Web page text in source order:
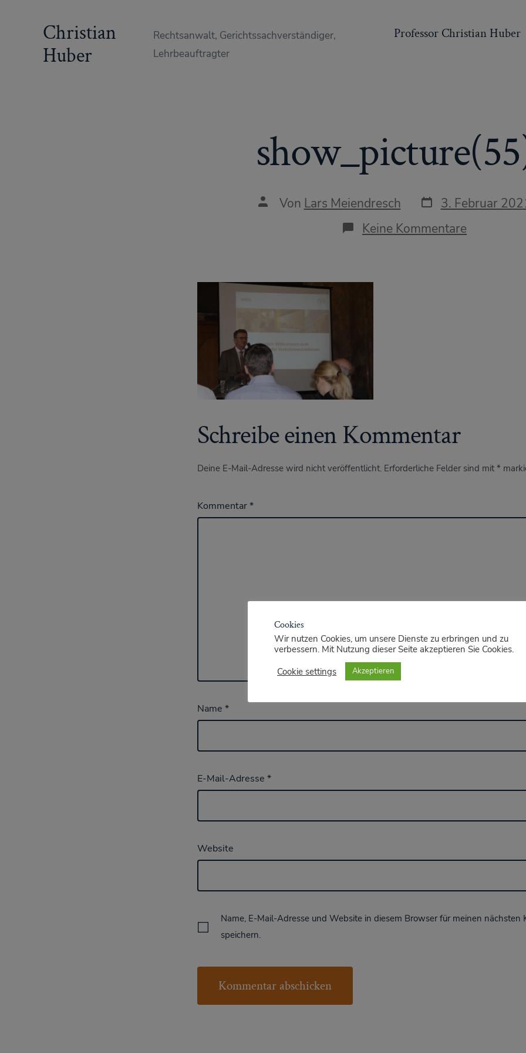
Christian
Huber
Rechtsanwalt, Gerichtssachverständiger,
Lehrbeauftragter
Professor Christian Huber
AutorVon Lars Meiendresch Datum
des
Beitrags
3. Februar
Keine Kommentare
Schreibe einen Kommentar
Deine E-Mail-Adresse wird nicht veröffentlicht. Erforderliche Felder sind mit *
Kommentar*
Name *
E-Mail-Adresse *
Website
Name, E-Mail-Adresse und Website in diesem Browser für meinen nächsten
speichern.
Cookies
Wir nutzen Cookies, um unsere Dienste zu erbringen und zu
verbessern. Mit Nutzung dieser Seite akzeptieren Sie Cookies.
Cookie settings
Akzeptieren